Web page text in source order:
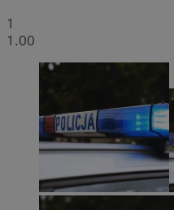
1
1.00